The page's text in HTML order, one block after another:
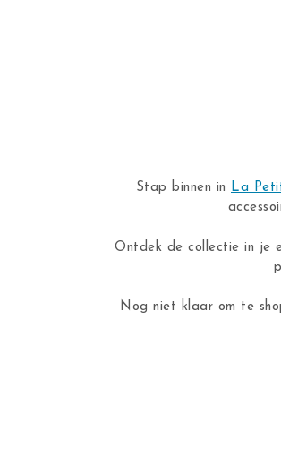
Stap binnen in La
Ontdek de collectie in je
Nog niet klaar om te